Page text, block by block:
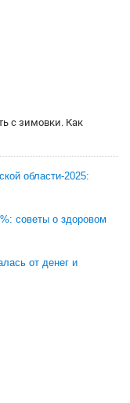
с зимовки. Как
области-2025:
советы о здоровом
от денег и